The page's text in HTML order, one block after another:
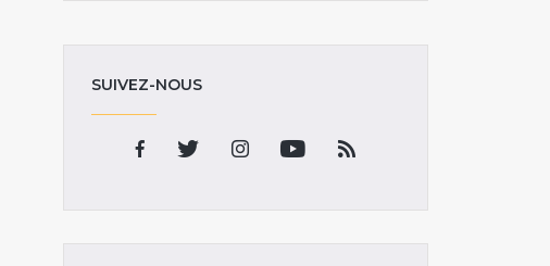
SUIVEZ-NOUS